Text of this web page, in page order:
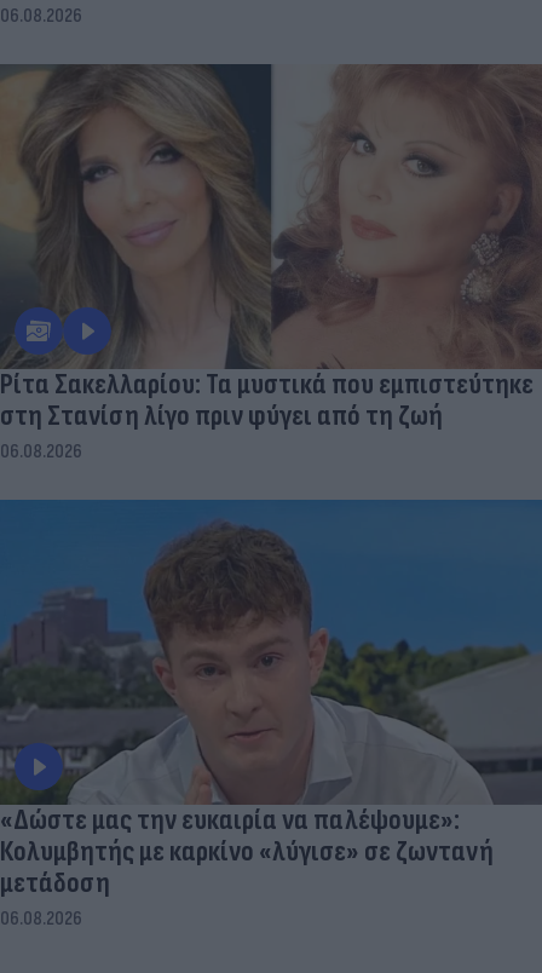
06.08.2026
Ρίτα Σακελλαρίου: Τα μυστικά που εμπιστεύτηκε
στη Στανίση λίγο πριν φύγει από τη ζωή
06.08.2026
«Δώστε μας την ευκαιρία να παλέψουμε»:
Κολυμβητής με καρκίνο «λύγισε» σε ζωντανή
μετάδοση
06.08.2026